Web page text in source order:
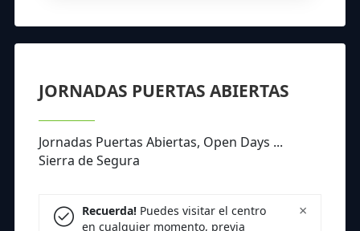
JORNADAS PUERTAS ABIERTAS
Jornadas Puertas Abiertas, Open Days ...
Sierra de Segura
×
Recuerda!Puedes visitar el centro
en cualquier momento, previa